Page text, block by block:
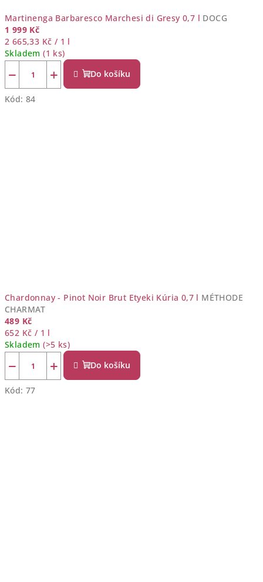
Martinenga Barbaresco Marchesi di Gresy 0,7 l DOCG
1 999 Kč
Měrná
cena:
2 665,33 Kč / 1 l
Skladem(1 ks)
+
− Do košíku
Kód: 84
Chardonnay - Pinot Noir Brut Etyeki Kúria 0,7 l MÉTHODE
CHARMAT
489 Kč
Měrná
cena:
652 Kč / 1 l
Skladem(>5 ks)
+
− Do košíku
Kód: 77